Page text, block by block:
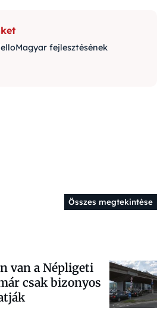
fejlesztésének
Összes megtekintése
van a Népligeti
csak bizonyos